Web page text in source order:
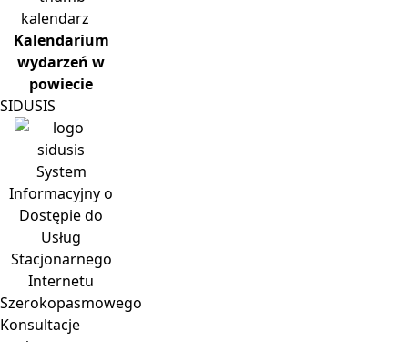
Kalendarium
wydarzeń w
powiecie
SIDUSIS
System
Informacyjny o
Dostępie do
Usług
Stacjonarnego
Internetu
Szerokopasmowego
Konsultacje